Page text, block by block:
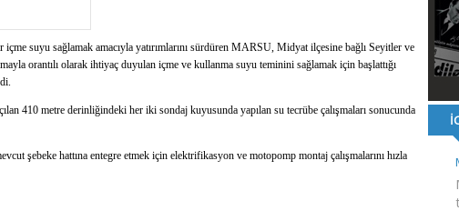
suyu sağlamak amacıyla yatırımlarını sürdüren MARSU, Midyat ilçesine bağlı Seyitler ve
orantılı olarak ihtiyaç duyulan içme ve kullanma suyu teminini sağlamak için başlattığı
410 metre derinliğindeki her iki sondaj kuyusunda yapılan su tecrübe çalışmaları sonucunda
şebeke hattına entegre etmek için elektrifikasyon ve motopomp montaj çalışmalarını hızla